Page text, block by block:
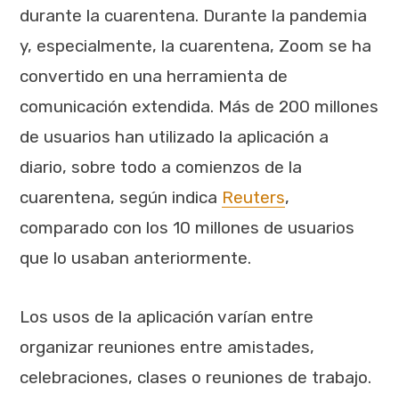
durante la cuarentena. Durante la pandemia
y, especialmente, la cuarentena, Zoom se ha
convertido en una herramienta de
comunicación extendida. Más de 200 millones
de usuarios han utilizado la aplicación a
diario, sobre todo a comienzos de la
cuarentena, según indica Reuters,
comparado con los 10 millones de usuarios
que lo usaban anteriormente.
Los usos de la aplicación varían entre
organizar reuniones entre amistades,
celebraciones, clases o reuniones de trabajo.